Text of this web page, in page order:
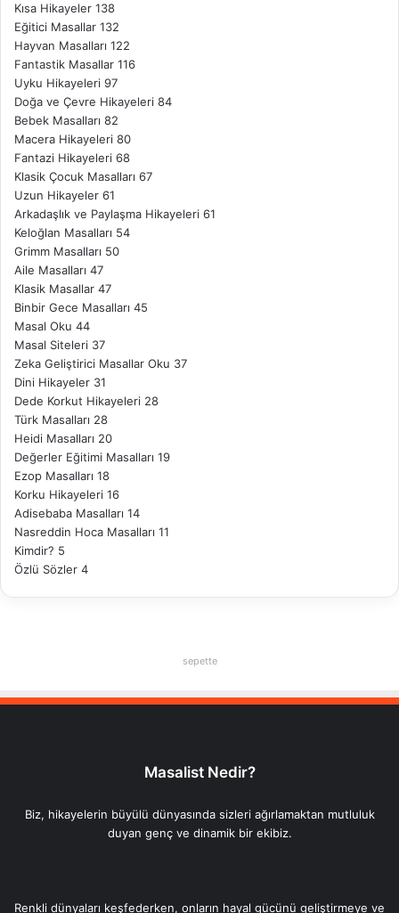
Kısa Hikayeler 138
Eğitici Masallar 132
Hayvan Masalları 122
Fantastik Masallar 116
Uyku Hikayeleri 97
Doğa ve Çevre Hikayeleri 84
Bebek Masalları 82
Macera Hikayeleri 80
Fantazi Hikayeleri 68
Klasik Çocuk Masalları 67
Uzun Hikayeler 61
Arkadaşlık ve Paylaşma Hikayeleri 61
Keloğlan Masalları 54
Grimm Masalları 50
Aile Masalları 47
Klasik Masallar 47
Binbir Gece Masalları 45
Masal Oku 44
Masal Siteleri 37
Zeka Geliştirici Masallar Oku 37
Dini Hikayeler 31
Dede Korkut Hikayeleri 28
Türk Masalları 28
Heidi Masalları 20
Değerler Eğitimi Masalları 19
Ezop Masalları 18
Korku Hikayeleri 16
Adisebaba Masalları 14
Nasreddin Hoca Masalları 11
Kimdir? 5
Özlü Sözler 4
sepette
Masalist Nedir?
Biz, hikayelerin büyülü dünyasında sizleri ağırlamaktan mutluluk
duyan genç ve dinamik bir ekibiz.
Renkli dünyaları keşfederken, onların hayal gücünü geliştirmeye ve